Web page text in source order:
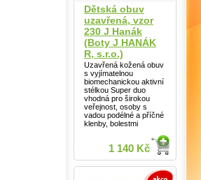
Dětská obuv
uzavřená, vzor
230 J Hanák
(Boty J HANÁK
R, s.r.o.)
Uzavřená kožená obuv
s vyjímatelnou
biomechanickou aktivní
stélkou Super duo
vhodná pro širokou
veřejnost, osoby s
vadou podélné a příčné
klenby, bolestmi
1 140 Kč